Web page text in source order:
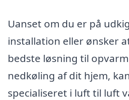
Uanset om du er på
installation eller ønsker
bedste løsning til
nedkøling af dit hjem,
specialiseret i luft til luft